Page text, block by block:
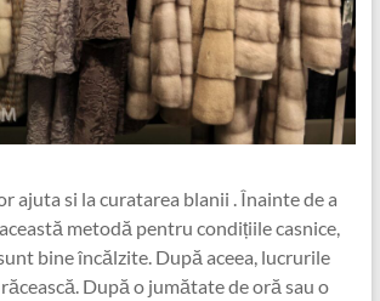
ajuta si la curatarea blanii . Înainte de a
metodă pentru condițiile casnice,
bine încălzite. După aceea, lucrurile
După o jumătate de oră sau o